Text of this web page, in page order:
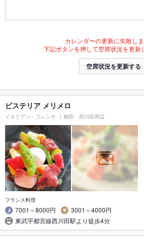
カレンダーの更新に失敗しま
下記ボタンを押して空席状況を更新
空席状況を更新する
ビステリア メリメロ
イタリアン・フレンチ 鶴田・西川田周辺
フランス料理
7001～8000円
3001～4000円
東武宇都宮線西川田駅より徒歩4分